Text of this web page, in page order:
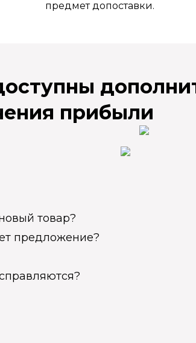
предмет допоставки.
прибыли
товар?
предложение?